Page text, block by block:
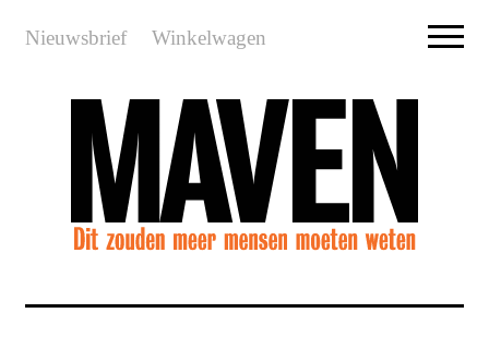
Nieuwsbrief Winkelwagen